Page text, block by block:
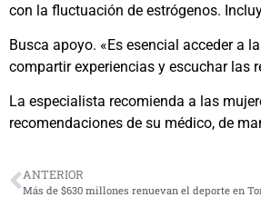
con la fluctuación de estrógenos.
Busca apoyo. «Es esencial acceder a
compartir experiencias y escuchar las
La especialista recomienda a las
recomendaciones de su médico, de
ANTERIOR
Más de $630 millones renuevan el deporte en